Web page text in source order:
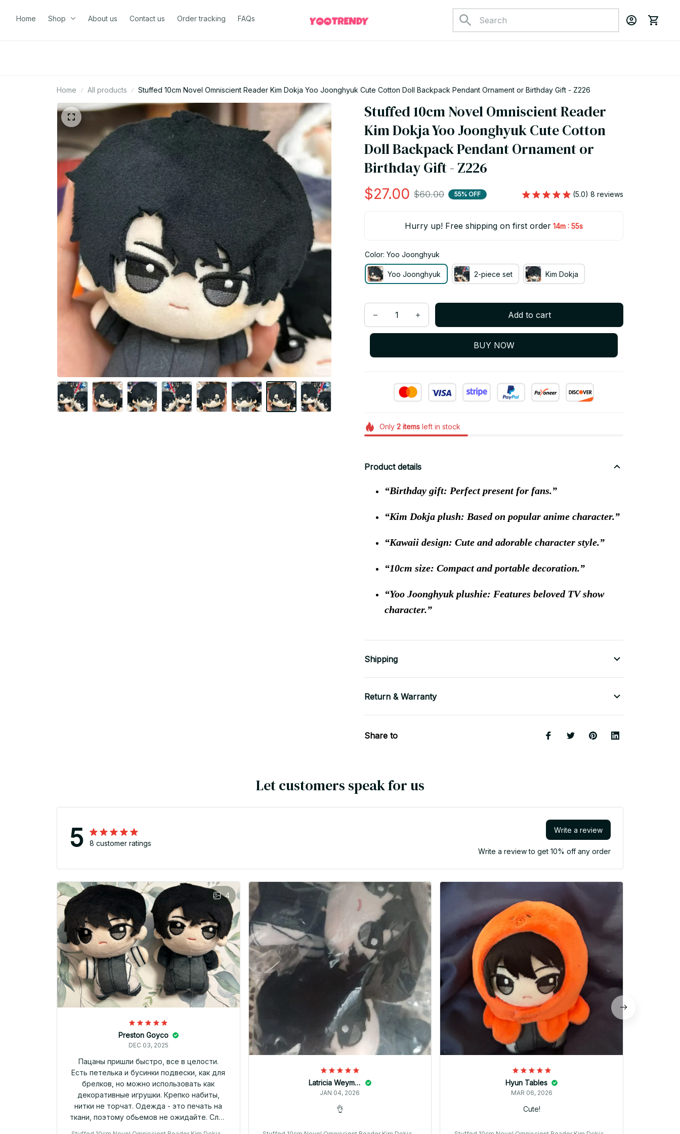
Home Shop About us Contact us Order tracking FAQs
Home All products Stuffed 10cm Novel Omniscient Reader Kim Dokja Yoo Joonghyuk Cute Cotton Doll Backpack Pendant Ornament or Birthday Gift - Z226
Stuffed 10cm Novel Omniscient Reader
Kim Dokja Yoo Joonghyuk Cute Cotton
Doll Backpack Pendant Ornament or
Birthday Gift - Z226
$27.00 $60.00 55% OFF (5.0) 8 reviews
Hurry up! Free shipping on first order 14m : 54s
Color: Yoo Joonghyuk
Yoo Joonghyuk 2-piece set Kim Dokja
Add to cart
BUY NOW
Only 2itemsleft in stock
Product details
Birthday gift: Perfect present for fans.
Kim Dokja plush: Based on popular anime character.
Kawaii design: Cute and adorable character style.
10cm size: Compact and portable decoration.
Yoo Joonghyuk plushie: Features beloved TV show
character.
Shipping
Return & Warranty
Share to
Let customers speak for us
5 8 customer ratings
Write a review
Write a review to get 10% off any order
4
Preston Goyco
DEC 03, 2025
Пацаны пришли быстро, все в целости.
Есть петелька и бусинки подвески, как для
брелков, но можно использовать как
декоративные игрушки. Крепко набиты,
нитки не торчат. Одежда - это печать на
ткани, поэтому обьемов не ожидайте. Слой
Latricia Weyman
JAN 04, 2026
👌
Hyun Tables
MAR 06, 2026
Cute!